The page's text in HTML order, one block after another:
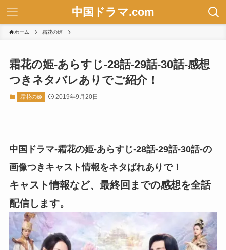
中国ドラマ.com
ホーム 霜花の姫
霜花の姫-あらすじ-28話-29話-30話-感想
つきネタバレありでご紹介！
霜花の姫 2019年9月20日
中国ドラマ-霜花の姫-あらすじ-28話-29話-30話-の
画像つきキャスト情報をネタばれありで！
キャスト情報など、最終回までの感想を全話
配信します。